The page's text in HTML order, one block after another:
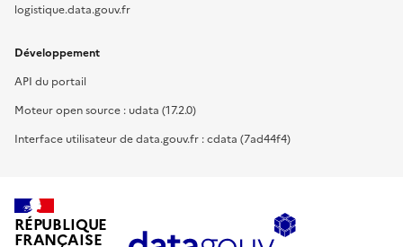
logistique.data.gouv.fr
Développement
API du portail
Moteur open source : udata (17.2.0)
Interface utilisateur de data.gouv.fr : cdata (7ad44f4)
RÉPUBLIQUE
FRANÇAISE